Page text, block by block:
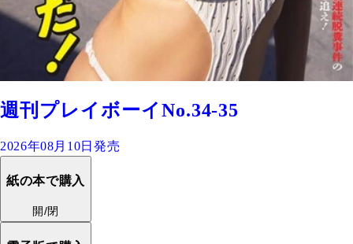
週刊プレイボーイNo.34-35
2026年08月10日発売
紙の本で購入
開/閉